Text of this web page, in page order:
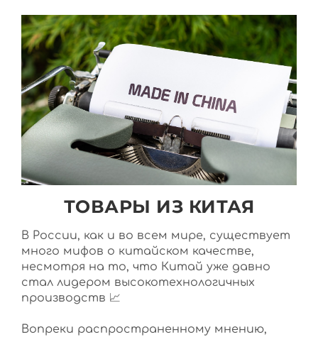
ТОВАРЫ ИЗ КИТАЯ
В России, как и во всем мире, существует
много мифов о китайском качестве,
несмотря на то, что Китай уже давно
стал лидером высокотехнологичных
производств 📈
Вопреки распространенному мнению,